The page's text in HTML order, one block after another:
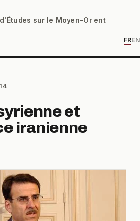
d'Études sur le Moyen-Orient
FREN
et
iranienne